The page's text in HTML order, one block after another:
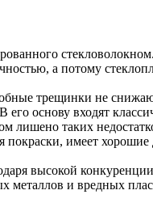
а потому
трещинки не
основу входят
лишено таких
имеет хорошие
высокой
металлов и вредных